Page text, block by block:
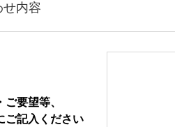
せ内容
ご要望等、
ご記入ください